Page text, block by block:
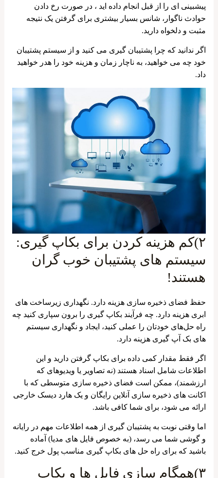
پیشبینی ای را از قبل انجام داده اید ، در صورت رخ دادن
حوادث ناگوار، شانس بسیار بیشتری برای گرفتن یک نتیجه
مثبت و دلخواه دارید.
اگر ندانید که چرا پشتیبان گیری می کنید و از سیستم پشتیبان
خود چه می خواهید، به ناچار زمان و هزینه خود را هدر خواهید
داد.
۲)کم هزینه کردن برای بکاپ گیری:
سیستم های پشتیبان خوب گران
هستند!
حفظ فضای ذخیره سازی هزینه دارد. نگهداری زیرساخت های
ابری هزینه دارد. چه فرآیند بکاپ ‌گیری را برون ‌سپاری کنید چه
راه‌ حل‌های خودتان را عملی کنید، ایجاد و نگهداری سیستم‌
های بک آپ گیری هزینه دارد.
اگر فقط مقدار کمی داده برای بکاپ گرفتن دارید و این
اطلاعات شامل اسناد هستند (نه تصاویر یا ویدیوهای که
ارزشمند)، ممکن است فضای ذخیره ‌سازی متوسطی که با
اکانت‌ های ذخیره‌ سازی آنلاین رایگان و یک هارد دیسک خارجی
ارائه می ‌شود، برای شما کافی باشد.
اما وقتی نوبت به پشتیبان گیری از همه اطلاعات مهم در رایانه
و گوشی شما می رسد، (به خصوص فایل های مدیا) آماده
باشید که برای راه حل های بکاپ گیری مناسب پول خرج کنید.
۳)همگام‌ سازی فایل ها و بکاپ